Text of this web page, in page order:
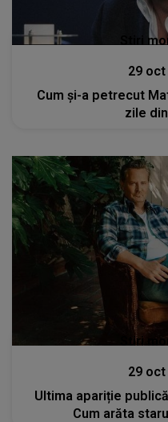
Stiri
29 oct
Cum și-a petrecut
zile
Stiri
29 oct
Ultima apariție
Cum arăta